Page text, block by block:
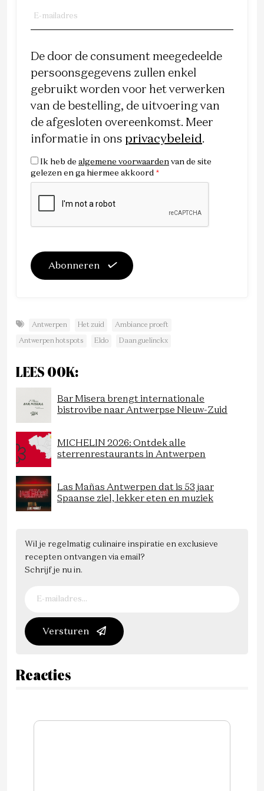
De door de consument meegedeelde
persoonsgegevens zullen enkel
gebruikt worden voor het verwerken
van de bestelling, de uitvoering van
de afgesloten overeenkomst. Meer
informatie in ons privacybeleid.
Ik heb de algemene voorwaarden van de site
gelezen en ga hiermee akkoord *
Abonneren
Antwerpen Het zuid Ambiance proeft
Antwerpen hotspots Eldo Daan guelinckx
LEES OOK:
Bar Misera brengt internationale
bistrovibe naar Antwerpse Nieuw-Zuid
MICHELIN 2026: Ontdek alle
sterrenrestaurants in Antwerpen
Las Mañas Antwerpen dat is 53 jaar
Spaanse ziel, lekker eten en muziek
Wil je regelmatig culinaire inspiratie en exclusieve
recepten ontvangen via email?
Schrijf je nu in.
Versturen
Reacties